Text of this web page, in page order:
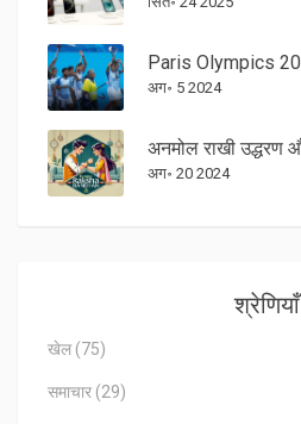
अग॰ 5 2024
अग॰ 20 2024
श्रेणियाँ
खेल (75)
समाचार (29)